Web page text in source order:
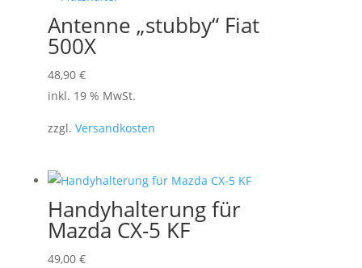
Antenne „stubby“ Fiat
500X
48,90 €
inkl. 19 % MwSt.
zzgl. Versandkosten
Handyhalterung für
Mazda CX-5 KF
49,00 €